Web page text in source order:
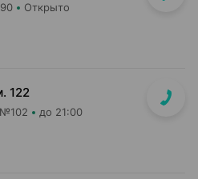
Открыто
122
до 21:00